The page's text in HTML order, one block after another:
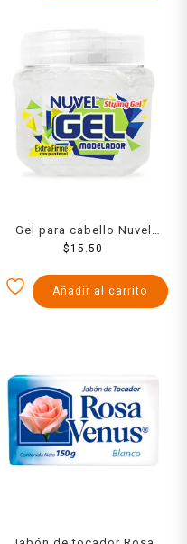
Gel para cabello Nuvel
extra firme 250 g
$15.50
Añadir al carrito